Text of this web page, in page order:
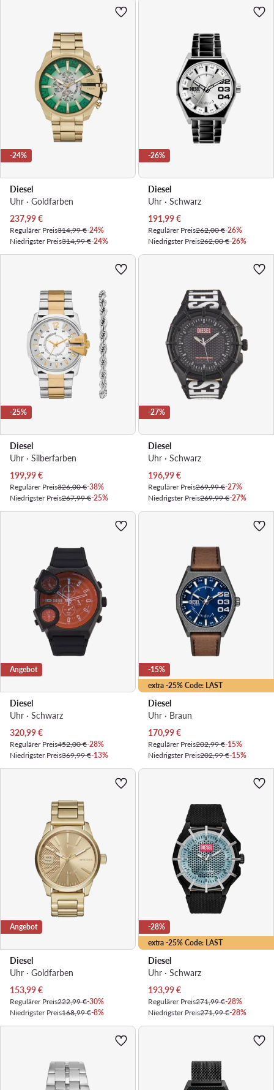
-24%
Diesel
Uhr · Goldfarben
Aktueller Preis
237,99€
Regulärer Preis314,99 €-24%
Niedrigster Preis314,99 €-24%
-26%
Diesel
Uhr · Schwarz
Aktueller Preis
191,99€
Regulärer Preis262,00 €-26%
Niedrigster Preis262,00 €-26%
-25%
Diesel
Uhr · Silberfarben
Aktueller Preis
199,99€
Regulärer Preis326,00 €-38%
Niedrigster Preis267,99 €-25%
-27%
Diesel
Uhr · Schwarz
Aktueller Preis
196,99€
Regulärer Preis269,99 €-27%
Niedrigster Preis269,99 €-27%
Angebot
Diesel
Uhr · Schwarz
Aktueller Preis
320,99€
Regulärer Preis452,00 €-28%
Niedrigster Preis369,99 €-13%
extra -25% Code: LAST
-15%
Diesel
Uhr · Braun
Aktueller Preis
170,99€
Regulärer Preis202,99 €-15%
Niedrigster Preis202,99 €-15%
Angebot
Diesel
Uhr · Goldfarben
Aktueller Preis
153,99€
Regulärer Preis222,99 €-30%
Niedrigster Preis168,99 €-8%
extra -25% Code: LAST
-28%
Diesel
Uhr · Schwarz
Aktueller Preis
193,99€
Regulärer Preis271,99 €-28%
Niedrigster Preis271,99 €-28%